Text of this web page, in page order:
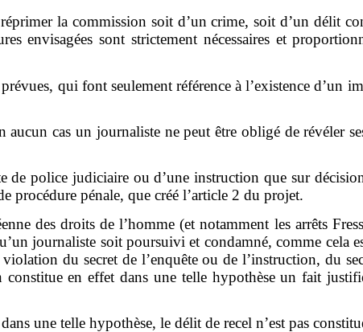
la commission soit d’un crime, soit d’un délit
envisagées sont strictement nécessaires et
qui font seulement référence à l’existence d’un
cas un journaliste ne peut être obligé de révéler
de police judiciaire ou d’une instruction que sur
procédure pénale, que créé l’article 2 du projet.
des droits de l’homme (et notamment les arrêts
journaliste soit poursuivi et condamné, comme cela
du secret de l’enquête ou de l’instruction, du
en effet dans une telle hypothèse un fait
une telle hypothèse, le délit de recel n’est pas